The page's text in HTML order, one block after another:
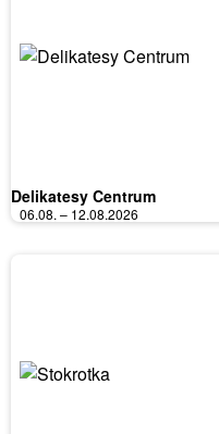
Delikatesy Centrum
06.08. – 12.08.2026